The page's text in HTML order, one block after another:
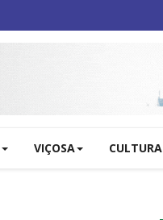
VIÇOSA CULTURA